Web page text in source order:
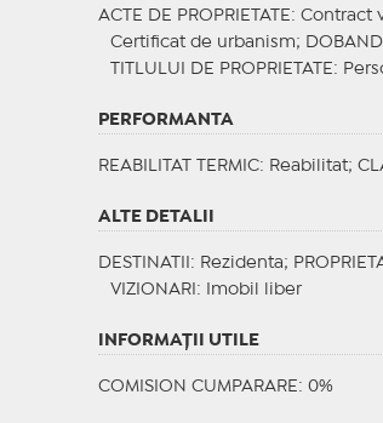
ACTE DE PROPRIETATE : Contract
Certificat de urbanism;
TITLULUI DE PROPRIETATE :
PERFORMANTA
REABILITAT TERMIC: Reabilitat;
ALTE DETALII
DESTINATII : Rezidenta;
VIZIONARI : Imobil liber
INFORMAŢII UTILE
COMISION CUMPARARE: 0%